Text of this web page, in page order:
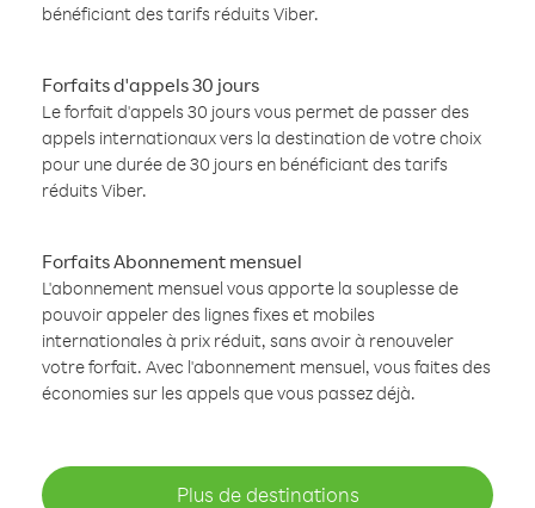
bénéficiant des tarifs réduits Viber.
Forfaits d'appels 30 jours
Le forfait d'appels 30 jours vous permet de passer des
appels internationaux vers la destination de votre choix
pour une durée de 30 jours en bénéficiant des tarifs
réduits Viber.
Forfaits Abonnement mensuel
L'abonnement mensuel vous apporte la souplesse de
pouvoir appeler des lignes fixes et mobiles
internationales à prix réduit, sans avoir à renouveler
votre forfait. Avec l'abonnement mensuel, vous faites des
économies sur les appels que vous passez déjà.
Plus de destinations